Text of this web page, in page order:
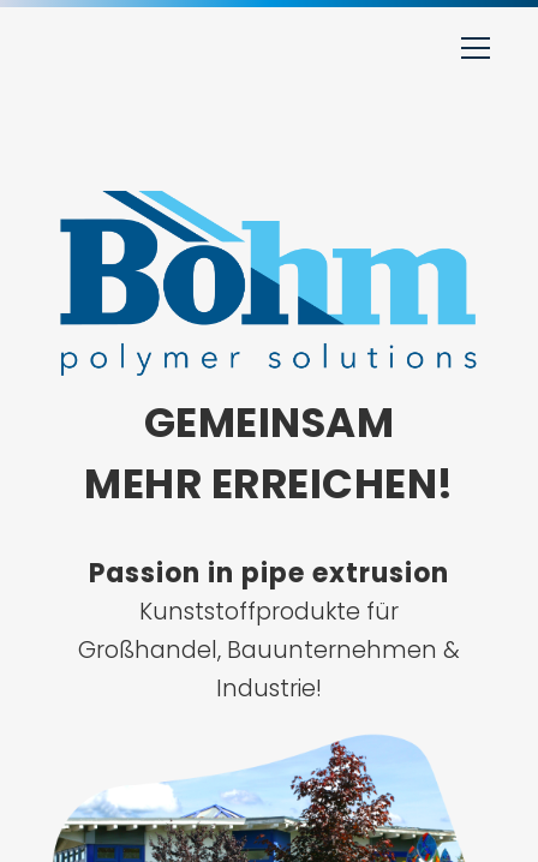
GEMEINSAM
MEHR ERREICHEN!
Passion in pipe extrusion
Kunststoffprodukte für
Großhandel, Bauunternehmen &
Industrie!